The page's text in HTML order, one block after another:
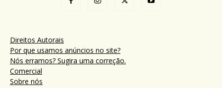
Direitos Autorais
Por que usamos anúncios no site?
Nós erramos? Sugira uma correção.
Comercial
Sobre nós